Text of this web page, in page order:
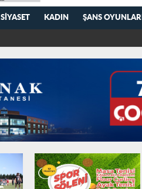
SIYASET KADIN ŞANS OYUNLARI